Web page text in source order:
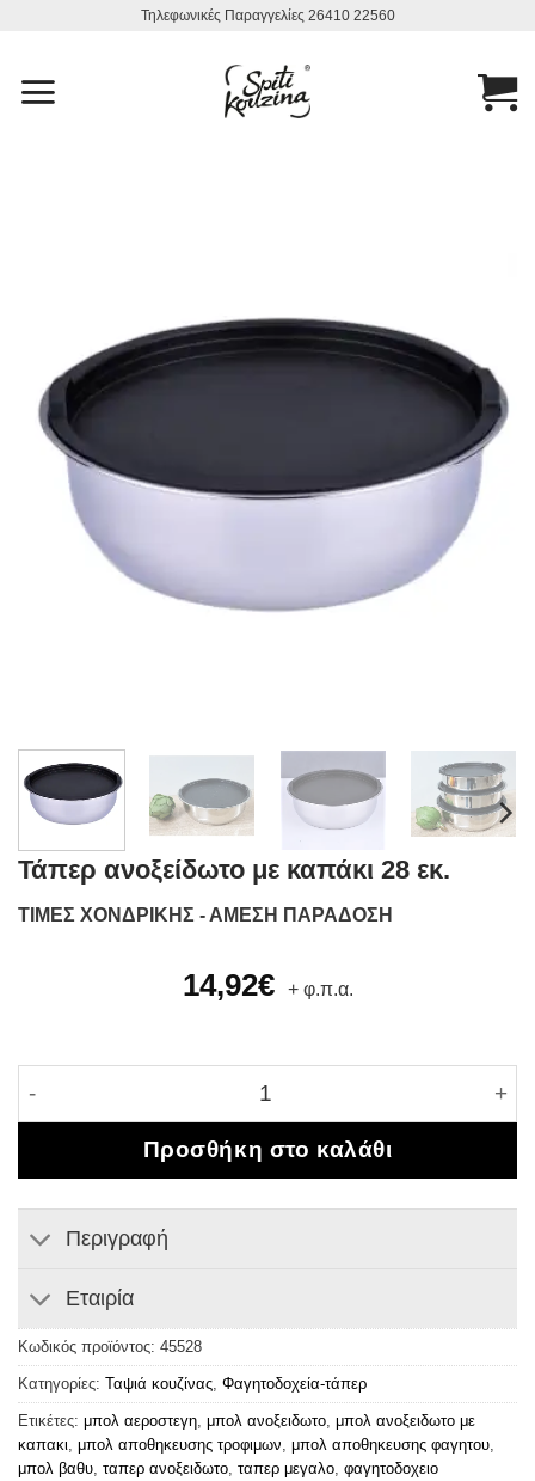
Τηλεφωνικές Παραγγελίες 26410 22560
Τάπερ ανοξείδωτο με καπάκι 28 εκ.
ΤΙΜΕΣ ΧΟΝΔΡΙΚΗΣ - ΑΜΕΣΗ ΠΑΡΑΔΟΣΗ
14,92€ + φ.π.α.
Τάπερ ανοξείδωτο με καπάκι 28 εκ. ποσότητα
Προσθήκη στο καλάθι
Περιγραφή
Εταιρία
Κωδικός προϊόντος: 45528
Κατηγορίες: Ταψιά κουζίνας Φαγητοδοχεία-τάπερ
Ετικέτες: μπολ αεροστεγη μπολ ανοξειδωτο μπολ ανοξειδωτο με
καπακι μπολ αποθηκευσης τροφιμων μπολ αποθηκευσης φαγητου
μπολ βαθυ ταπερ ανοξειδωτο ταπερ μεγαλο φαγητοδοχειο